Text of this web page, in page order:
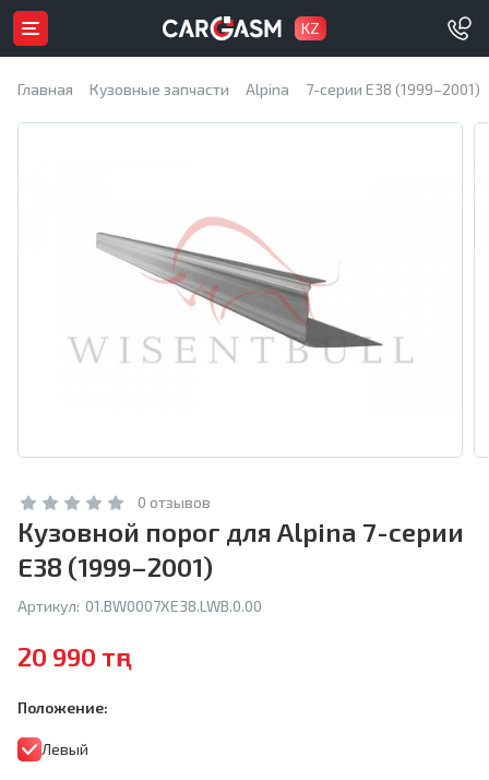
KZ
Главная Кузовные запчасти Alpina 7-серии E38 (1999–2001)
0 отзывов
Кузовной порог для Alpina 7-серии
E38 (1999–2001)
Артикул: 01.BW0007XE38.LWB.0.00
20 990 тңг
Положение:
Левый